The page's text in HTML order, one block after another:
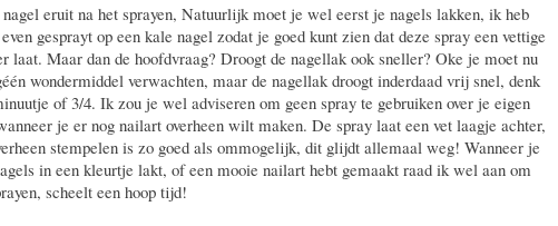
eruit na het sprayen, Natuurlijk moet je wel eerst je nagels lakken, ik heb
gesprayt op een kale nagel zodat je goed kunt zien dat deze spray een vettige
laat. Maar dan de hoofdvraag? Droogt de nagellak ook sneller? Oke je moet nu
wondermiddel verwachten, maar de nagellak droogt inderdaad vrij snel, denk
of 3/4. Ik zou je wel adviseren om geen spray te gebruiken over je eigen
je er nog nailart overheen wilt maken. De spray laat een vet laagje achter,
stempelen is zo goed als ommogelijk, dit glijdt allemaal weg! Wanneer je
in een kleurtje lakt, of een mooie nailart hebt gemaakt raad ik wel aan om
scheelt een hoop tijd!